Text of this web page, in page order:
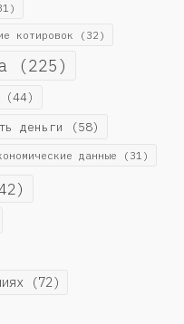
котировок (32)
(225)
(44)
деньги (58)
данные (31)
(72)